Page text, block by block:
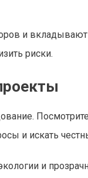
и
риски.
и искать
и